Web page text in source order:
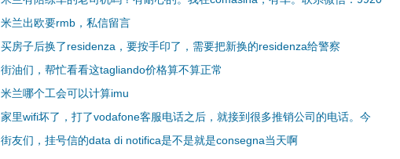
米兰出欧要rmb，私信留言
买房子后换了residenza，要按手印了，需要把新换的residenza给警察
街油们，帮忙看看这tagliando价格算不算正常
米兰哪个工会可以计算imu
家里wifi坏了，打了vodafone客服电话之后，就接到很多推销公司的电话。今
街友们，挂号信的data di notifica是不是就是consegna当天啊